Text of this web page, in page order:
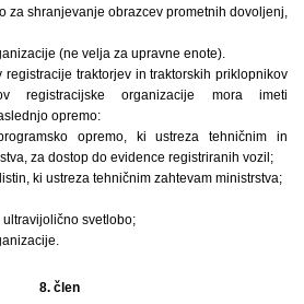
za shranjevanje obrazcev prometnih dovoljenj,
(ne velja za upravne enote).
traktorjev in traktorskih priklopnikov
registracijske organizacije mora imeti
opremo:
opremo, ki ustreza tehničnim in
za dostop do evidence registriranih vozil;
ki ustreza tehničnim zahtevam ministrstva;
svetlobo;
8. člen